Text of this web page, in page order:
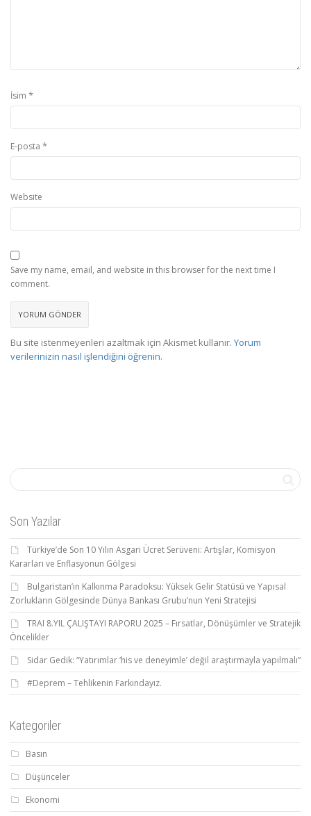
İsim *
E-posta *
Website
Save my name, email, and website in this browser for the next time I
comment.
Bu site istenmeyenleri azaltmak için Akismet kullanır. Yorum
verilerinizin nasıl işlendiğini öğrenin.
Son Yazılar
Türkiye’de Son 10 Yılın Asgari Ücret Serüveni: Artışlar, Komisyon
Kararları ve Enflasyonun Gölgesi
Bulgaristan’ın Kalkınma Paradoksu: Yüksek Gelir Statüsü ve Yapısal
Zorlukların Gölgesinde Dünya Bankası Grubu’nun Yeni Stratejisi
TRAI 8.YIL ÇALIŞTAYI RAPORU 2025 – Fırsatlar, Dönüşümler ve Stratejik
Öncelikler
Sidar Gedik: “Yatırımlar ‘his ve deneyimle’ değil araştırmayla yapılmalı”
#Deprem – Tehlikenin Farkındayız.
Kategoriler
Basın
Düşünceler
Ekonomi